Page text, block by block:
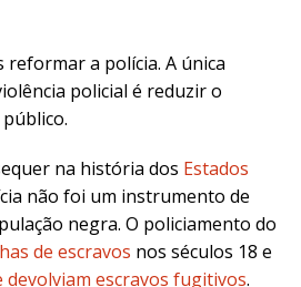
reformar a polícia. A única
policial é reduzir o
na história dos Estados
não foi um instrumento de
negra. O policiamento do
de escravos nos séculos 18 e
devolviam escravos fugitivos.